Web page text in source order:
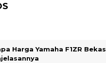
Harga Yamaha F1ZR